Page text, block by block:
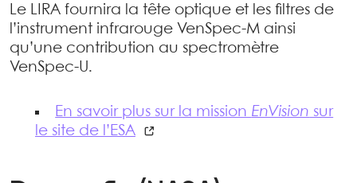
Le LIRA fournira la tête optique et les filtres de
l’instrument infrarouge VenSpec-M ainsi
qu’une contribution au spectromètre
VenSpec-U.
En savoir plus sur la mission EnVision sur
le site de l’ESA